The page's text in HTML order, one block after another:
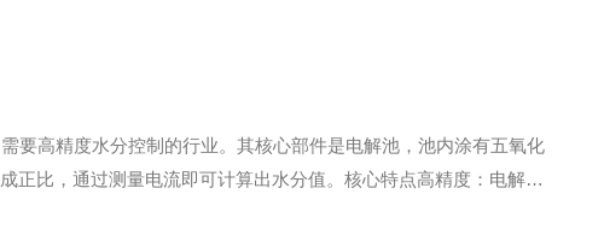
要高精度水分控制的行业。其核心部件是电解池，池内涂有五氧化
正比，通过测量电流即可计算出水分值。核心特点高精度：电解法